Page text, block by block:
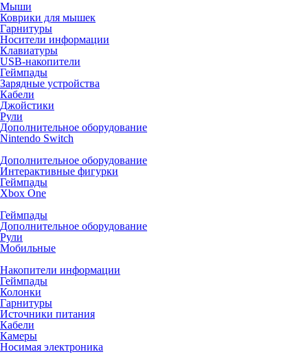
Мыши
Коврики для мышек
Гарнитуры
Носители информации
Клавиатуры
USB-накопители
Геймпады
Зарядные устройства
Кабели
Джойстики
Рули
Дополнительное оборудование
Nintendo Switch
Дополнительное оборудование
Интерактивные фигурки
Геймпады
Xbox One
Геймпады
Дополнительное оборудование
Рули
Мобильные
Накопители информации
Геймпады
Колонки
Гарнитуры
Источники питания
Кабели
Камеры
Носимая электроника